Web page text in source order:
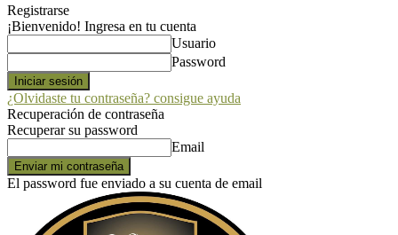
Registrarse
¡Bienvenido! Ingresa en tu cuenta
Usuario
Password
¿Olvidaste tu contraseña? consigue ayuda
Recuperación de contraseña
Recuperar su password
Email
El password fue enviado a su cuenta de email